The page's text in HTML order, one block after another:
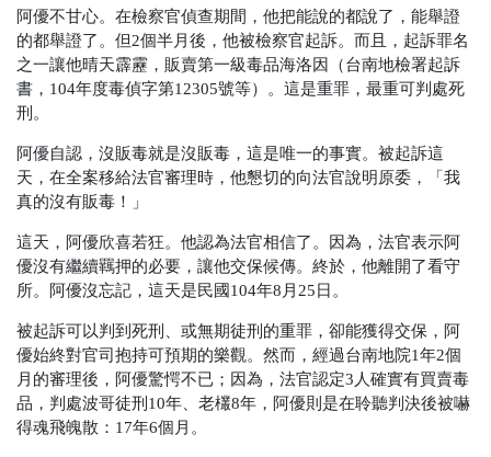
阿優不甘心。在檢察官偵查期間，他把能說的都說了，能舉證
的都舉證了。但2個半月後，他被檢察官起訴。而且，起訴罪名
之一讓他晴天霹靂，販賣第一級毒品海洛因
（台南地檢署起訴
書，104年度毒偵字第12305號等）
。這是重罪，最重可判處死
刑。
阿優自認，沒販毒就是沒販毒，這是唯一的事實。被起訴這
天，在全案移給法官審理時，他懇切的向法官說明原委，「我
真的沒有販毒！」
這天，阿優欣喜若狂。他認為法官相信了。因為，法官表示阿
優沒有繼續羈押的必要，讓他交保候傳。終於，他離開了看守
所。阿優沒忘記，這天是民國104年8月25日。
被起訴可以判到死刑、或無期徒刑的重罪，卻能獲得交保，阿
優始終對官司抱持可預期的樂觀。然而，經過台南地院1年2個
月的審理後，阿優驚愕不已；因為，法官認定3人確實有買賣毒
品，判處波哥徒刑10年、老欉8年，阿優則是在聆聽判決後被嚇
得魂飛魄散：17年6個月。